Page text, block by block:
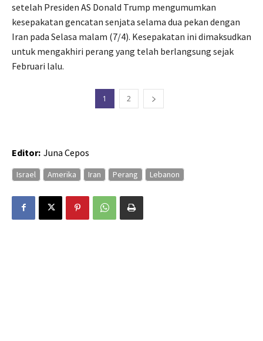
setelah Presiden AS Donald Trump mengumumkan
kesepakatan gencatan senjata selama dua pekan dengan
Iran pada Selasa malam (7/4). Kesepakatan ini dimaksudkan
untuk mengakhiri perang yang telah berlangsung sejak
Februari lalu.
1 2
Editor: Juna Cepos
Israel Amerika Iran Perang Lebanon